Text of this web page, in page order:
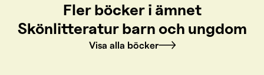
Fler böcker i ämnet
Skönlitteratur barn och ungdom
Visa alla böcker